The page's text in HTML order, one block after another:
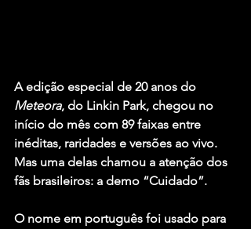
A edição especial de 20 anos do
Meteora, do Linkin Park, chegou no
início do mês com 89 faixas entre
inéditas, raridades e versões ao vivo.
Mas uma delas chamou a atenção dos
fãs brasileiros: a demo “Cuidado”.
O nome em português foi usado para